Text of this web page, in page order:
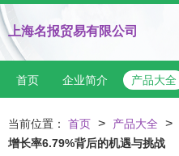
上海名报贸易有限公司
首页 企业简介 产品大全
当前位置： 首页 > 产品大全 >
增长率6.79%背后的机遇与挑战